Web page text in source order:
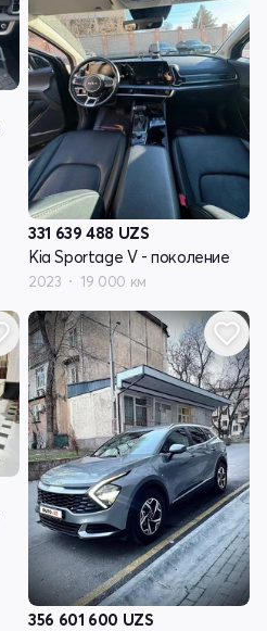
331 639 488 UZS
Kia Sportage V - поколение
2023 19 000 км
356 601 600 UZS